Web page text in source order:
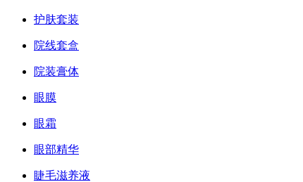
护肤套装
院线套盒
院装膏体
眼膜
眼霜
眼部精华
睫毛滋养液